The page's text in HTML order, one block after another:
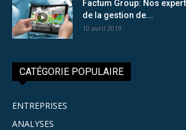
Factum Group: Nos
de la gestion de...
10 avril 2019
CATÉGORIE POPULAIRE
ENTREPRISES
ANALYSES